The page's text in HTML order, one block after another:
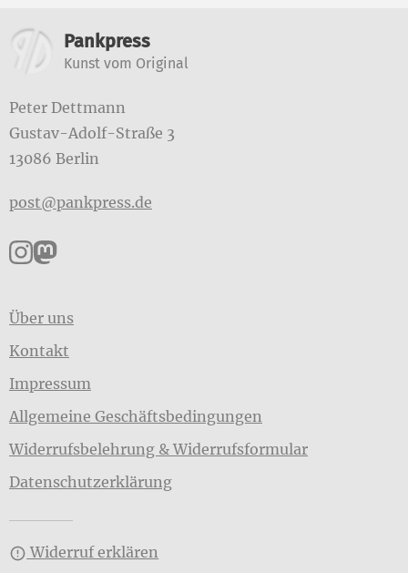
Weitere Informationen
Pankpress
Kunst vom Original
Peter Dettmann
Gustav-Adolf-Straße 3
13086 Berlin
post@pankpress.de
Pankpress auf Instagram
Pankpress auf Mastodon
Über uns
Kontakt
Impressum
Allgemeine Geschäftsbedingungen
Widerrufsbelehrung & Widerrufsformular
Datenschutzerklärung
Widerruf erklären